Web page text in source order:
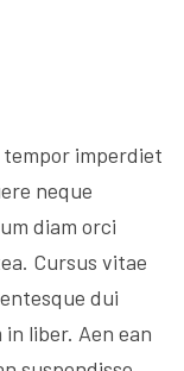
tempor imperdiet
neque
diam orci
Cursus vitae
dui
liber. Aen ean